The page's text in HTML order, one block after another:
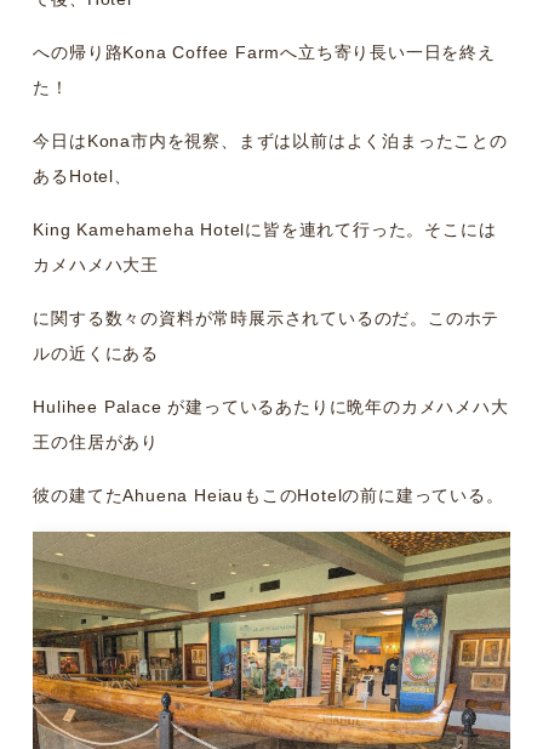
への帰り路Kona Coffee Farmへ立ち寄り長い一日を終え
た！
今日はKona市内を視察、まずは以前はよく泊まったことの
あるHotel、
King Kamehameha Hotelに皆を連れて行った。そこには
カメハメハ大王
に関する数々の資料が常時展示されているのだ。このホテ
ルの近くにある
Hulihee Palace が建っているあたりに晩年のカメハメハ大
王の住居があり
彼の建てたAhuena HeiauもこのHotelの前に建っている。